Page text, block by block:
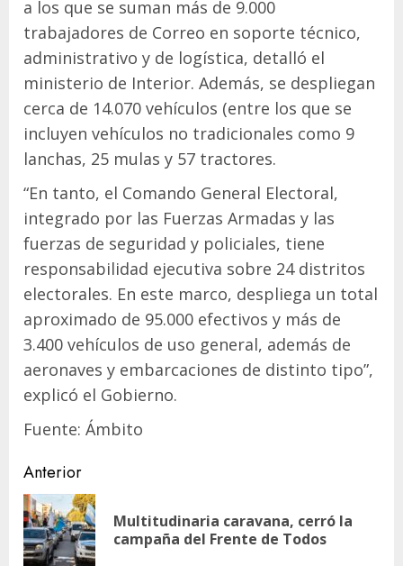
a los que se suman más de 9.000
trabajadores de Correo en soporte técnico,
administrativo y de logística, detalló el
ministerio de Interior. Además, se despliegan
cerca de 14.070 vehículos (entre los que se
incluyen vehículos no tradicionales como 9
lanchas, 25 mulas y 57 tractores.
“En tanto, el Comando General Electoral,
integrado por las Fuerzas Armadas y las
fuerzas de seguridad y policiales, tiene
responsabilidad ejecutiva sobre 24 distritos
electorales. En este marco, despliega un total
aproximado de 95.000 efectivos y más de
3.400 vehículos de uso general, además de
aeronaves y embarcaciones de distinto tipo”,
explicó el Gobierno.
Fuente: Ámbito
Navegación
de
entradas
Anterior
Multitudinaria caravana, cerró la
campaña del Frente de Todos